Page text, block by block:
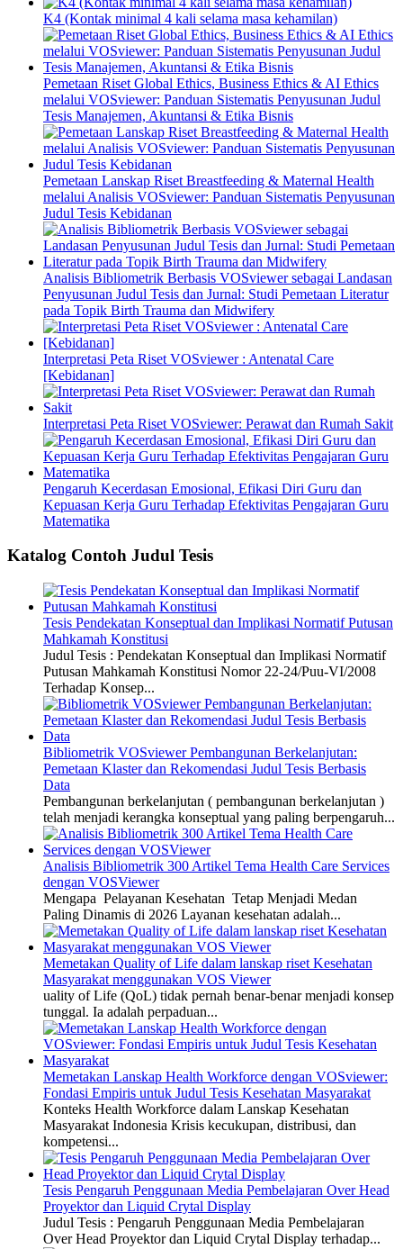
K4 (Kontak minimal 4 kali selama masa kehamilan)
Pemetaan Riset Global Ethics, Business Ethics & AI Ethics
melalui VOSviewer: Panduan Sistematis Penyusunan Judul
Tesis Manajemen, Akuntansi & Etika Bisnis
Pemetaan Lanskap Riset Breastfeeding & Maternal Health
melalui Analisis VOSviewer: Panduan Sistematis Penyusunan
Judul Tesis Kebidanan
Analisis Bibliometrik Berbasis VOSviewer sebagai Landasan
Penyusunan Judul Tesis dan Jurnal: Studi Pemetaan Literatur
pada Topik Birth Trauma dan Midwifery
Interpretasi Peta Riset VOSviewer : Antenatal Care
[Kebidanan]
Interpretasi Peta Riset VOSviewer: Perawat dan Rumah Sakit
Pengaruh Kecerdasan Emosional, Efikasi Diri Guru dan
Kepuasan Kerja Guru Terhadap Efektivitas Pengajaran Guru
Matematika
Katalog Contoh Judul Tesis
Tesis Pendekatan Konseptual dan Implikasi Normatif Putusan
Mahkamah Konstitusi
Judul Tesis : Pendekatan Konseptual dan Implikasi Normatif
Putusan Mahkamah Konstitusi Nomor 22-24/Puu-VI/2008
Terhadap Konsep...
Bibliometrik VOSviewer Pembangunan Berkelanjutan:
Pemetaan Klaster dan Rekomendasi Judul Tesis Berbasis
Data
Pembangunan berkelanjutan ( pembangunan berkelanjutan )
telah menjadi kerangka konseptual yang paling berpengaruh...
Analisis Bibliometrik 300 Artikel Tema Health Care Services
dengan VOSViewer
Mengapa Pelayanan Kesehatan Tetap Menjadi Medan
Paling Dinamis di 2026 Layanan kesehatan adalah...
Memetakan Quality of Life dalam lanskap riset Kesehatan
Masyarakat menggunakan VOS Viewer
uality of Life (QoL) tidak pernah benar-benar menjadi konsep
tunggal. Ia adalah perpaduan...
Memetakan Lanskap Health Workforce dengan VOSviewer:
Fondasi Empiris untuk Judul Tesis Kesehatan Masyarakat
Konteks Health Workforce dalam Lanskap Kesehatan
Masyarakat Indonesia Krisis kecukupan, distribusi, dan
kompetensi...
Tesis Pengaruh Penggunaan Media Pembelajaran Over Head
Proyektor dan Liquid Crytal Display
Judul Tesis : Pengaruh Penggunaan Media Pembelajaran
Over Head Proyektor dan Liquid Crytal Display terhadap...